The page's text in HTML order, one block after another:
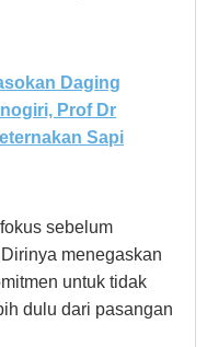
Daging
Prof Dr
Sapi
sebelum
menegaskan
untuk tidak
dulu dari pasangan